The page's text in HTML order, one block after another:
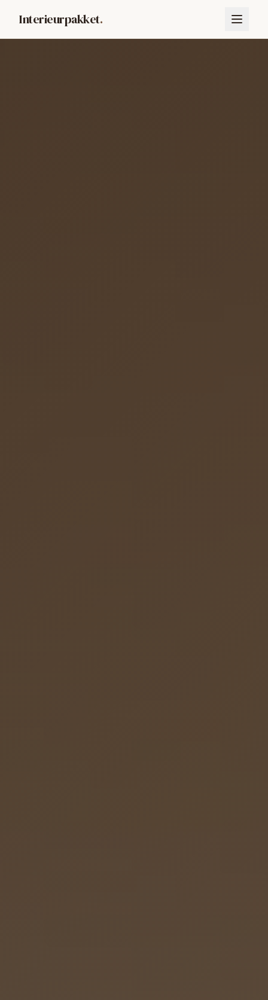
Interieurpakket.